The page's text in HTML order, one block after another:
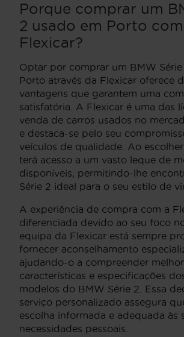
Porque comprar um
2 usado em Porto
Flexicar?
Optar por comprar um BMW
Porto através da Flexicar oferece
vantagens que garantem uma
satisfatória. A Flexicar é uma das
venda de carros usados no
e destaca-se pelo seu
veículos de qualidade. Ao
terá acesso a um vasto leque de
disponíveis, permitindo-lhe
Série 2 ideal para o seu estilo de
A experiência de compra com a
diferenciada devido ao seu foco
equipa da Flexicar está sempre
fornecer aconselhamento
ajudando-o a compreender
características e especificações
modelos do BMW Série 2. Essa
serviço personalizado assegura
escolha informada e adequada às
necessidades pessoais.